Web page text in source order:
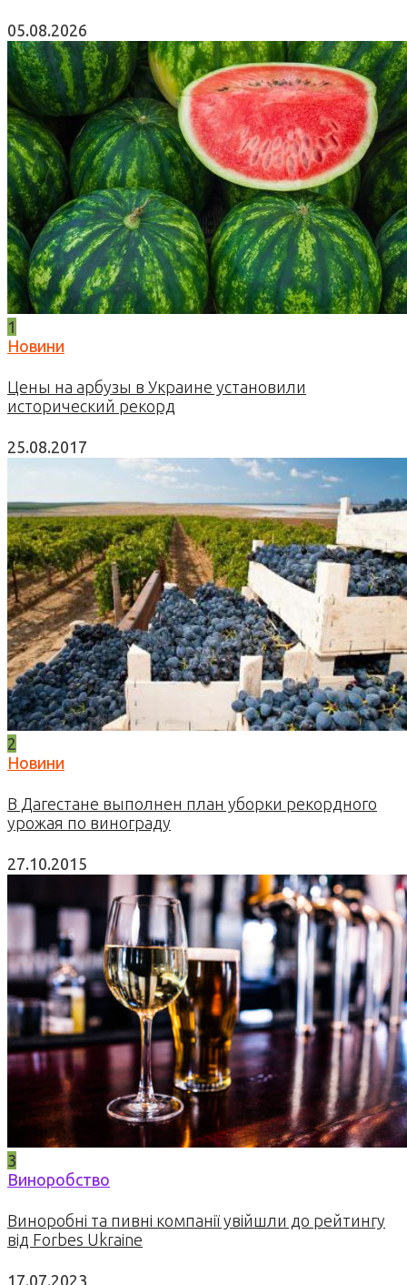
05.08.2026
1
Новини
Цены на арбузы в Украине установили
исторический рекорд
25.08.2017
2
Новини
В Дагестане выполнен план уборки рекордного
урожая по винограду
27.10.2015
3
Виноробство
Виноробні та пивні компанії увійшли до рейтингу
від Forbes Ukraine
17.07.2023